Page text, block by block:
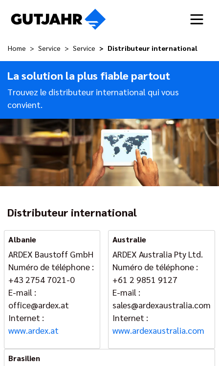
Home Service Service Distributeur international
La solution la plus fiable partout
Trouvez le distributeur international qui vous
convient.
Distributeur international
Albanie
ARDEX Baustoff GmbH
Numéro de téléphone :
+43 2754 7021-0
E-mail :
office@ardex.at
Internet :
www.ardex.at
Australie
ARDEX Australia Pty Ltd.
Numéro de téléphone :
+61 2 9851 9127
E-mail :
sales@ardexaustralia.com
Internet :
www.ardexaustralia.com
Brasilien